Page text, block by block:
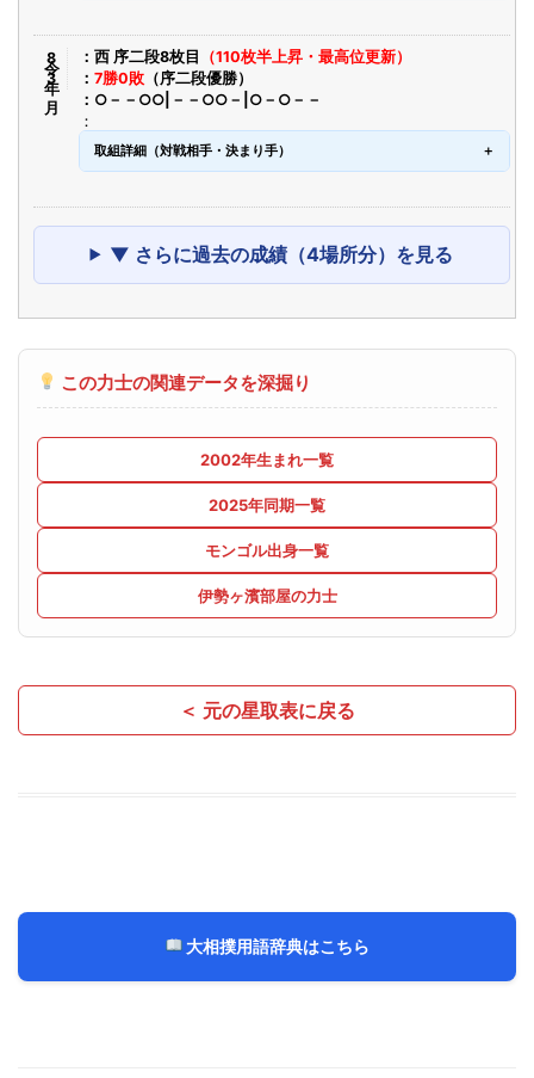
令8年3月 西 序二段8枚目
（110枚半上昇・最高位更新）
7勝0敗 （序二段優勝）
○－－○○|－－○○－|○－○－－
取組詳細（対戦相手・決まり手）
▼ さらに過去の成績（4場所分）を見る
この力士の関連データを深掘り
2002年生まれ一覧
2025年同期一覧
モンゴル出身一覧
伊勢ヶ濱部屋の力士
＜ 元の星取表に戻る
大相撲用語辞典はこちら